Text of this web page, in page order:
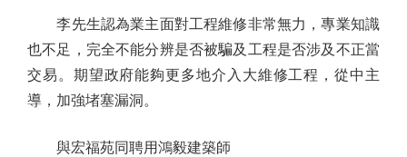
李先生認為業主面對工程維修非常無力，專業知識
也不足，完全不能分辨是否被騙及工程是否涉及不正當
交易。期望政府能夠更多地介入大維修工程，從中主
導，加強堵塞漏洞。
與宏福苑同聘用鴻毅建築師